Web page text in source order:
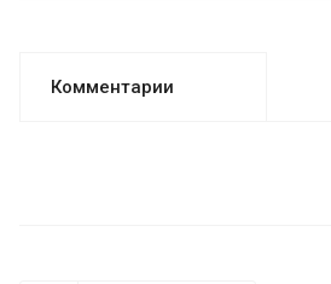
Комментарии